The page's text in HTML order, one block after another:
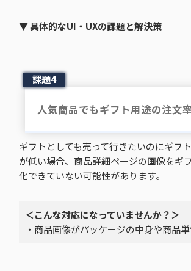
▼ 具体的なUI・UXの課題と解決策
課題4
人気商品でもギフト用途の注文
ギフトとしても売って行きたいのにギフ
が低い場合、商品詳細ページの画像をギ
化できていない可能性があります。
＜こんな対応になっていませんか？＞
・商品画像がパッケージの中身や商品